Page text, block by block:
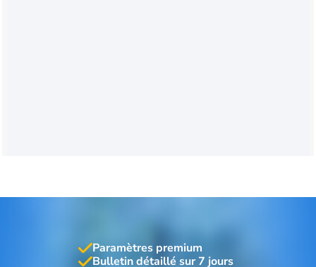
Paramètres premium
Bulletin détaillé sur 7 jours